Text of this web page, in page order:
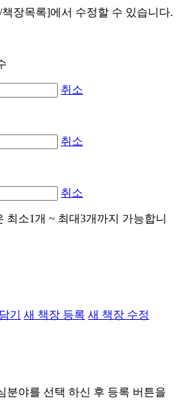
장목록]에서 수정할 수 있습니다.
취소
취소
취소
최소1개 ~ 최대3개까지 가능합니
기 새 책장 등록 새 책장 수정
분야를 선택 하신 후 등록 버튼을